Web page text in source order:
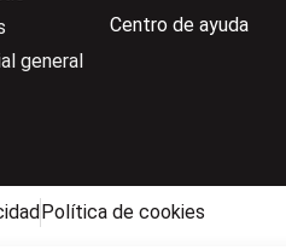
general
Centro de ayuda
Política de cookies